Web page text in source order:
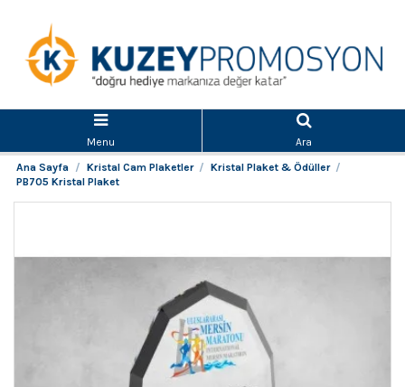
Menu
Ara
Ana Sayfa
Kristal Cam Plaketler
Kristal Plaket & Ödüller
PB705 Kristal Plaket